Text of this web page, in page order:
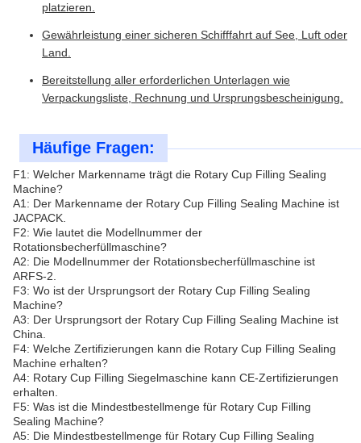
platzieren.
Gewährleistung einer sicheren Schifffahrt auf See, Luft oder
Land.
Bereitstellung aller erforderlichen Unterlagen wie
Verpackungsliste, Rechnung und Ursprungsbescheinigung.
Häufige Fragen:
F1: Welcher Markenname trägt die Rotary Cup Filling Sealing
Machine?
A1: Der Markenname der Rotary Cup Filling Sealing Machine ist
JACPACK.
F2: Wie lautet die Modellnummer der
Rotationsbecherfüllmaschine?
A2: Die Modellnummer der Rotationsbecherfüllmaschine ist
ARFS-2.
F3: Wo ist der Ursprungsort der Rotary Cup Filling Sealing
Machine?
A3: Der Ursprungsort der Rotary Cup Filling Sealing Machine ist
China.
F4: Welche Zertifizierungen kann die Rotary Cup Filling Sealing
Machine erhalten?
A4: Rotary Cup Filling Siegelmaschine kann CE-Zertifizierungen
erhalten.
F5: Was ist die Mindestbestellmenge für Rotary Cup Filling
Sealing Machine?
A5: Die Mindestbestellmenge für Rotary Cup Filling Sealing